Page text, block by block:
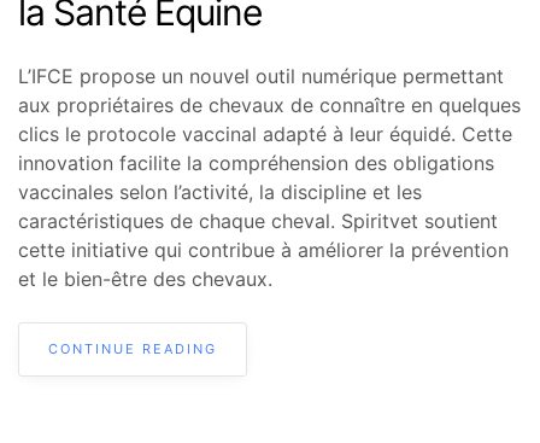
la Santé Équine
L’IFCE propose un nouvel outil numérique permettant
aux propriétaires de chevaux de connaître en quelques
clics le protocole vaccinal adapté à leur équidé. Cette
innovation facilite la compréhension des obligations
vaccinales selon l’activité, la discipline et les
caractéristiques de chaque cheval. Spiritvet soutient
cette initiative qui contribue à améliorer la prévention
et le bien-être des chevaux.
CONTINUE READING